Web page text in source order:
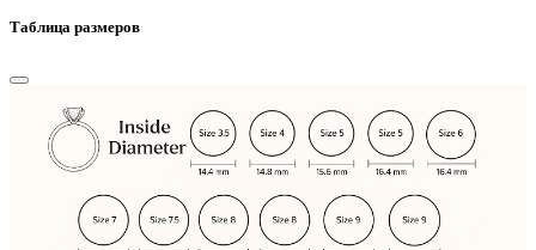
Таблица размеров